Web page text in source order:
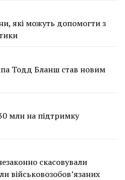
які можуть допомогти з
Тодд Бланш став новим
млн на підтримку
скасовували
військовозобов’язаних